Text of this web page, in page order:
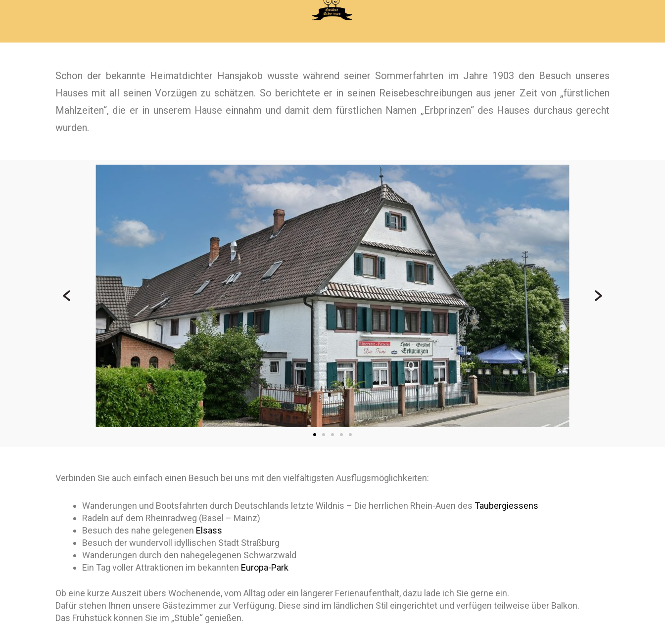
Schon der bekannte Heimatdichter Hansjakob wusste während seiner Sommerfahrten im Jahre 1903 den Besuch unseres
Hauses mit all seinen Vorzügen zu schätzen. So berichtete er in seinen Reisebeschreibungen aus jener Zeit von „fürstlichen
Mahlzeiten“, die er in unserem Hause einnahm und damit dem fürstlichen Namen „Erbprinzen“ des Hauses durchaus gerecht
wurden.
Verbinden Sie auch einfach einen Besuch bei uns mit den vielfältigsten Ausflugsmöglichkeiten:
Wanderungen und Bootsfahrten durch Deutschlands letzte Wildnis – Die herrlichen Rhein-Auen des Taubergiessens
Radeln auf dem Rheinradweg (Basel – Mainz)
Besuch des nahe gelegenen Elsass
Besuch der wundervoll idyllischen Stadt Straßburg
Wanderungen durch den nahegelegenen Schwarzwald
Ein Tag voller Attraktionen im bekannten Europa-Park
Ob eine kurze Auszeit übers Wochenende, vom Alltag oder ein längerer Ferienaufenthalt, dazu lade ich Sie gerne ein.
Dafür stehen Ihnen unsere Gästezimmer zur Verfügung. Diese sind im ländlichen Stil eingerichtet und verfügen teilweise über Balkon.
Das Frühstück können Sie im „Stüble“ genießen.